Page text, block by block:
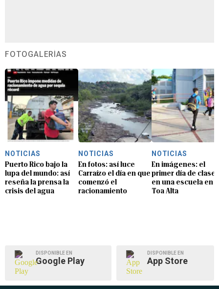
FOTOGALERÍAS
NOTICIAS
Puerto Rico bajo la
lupa del mundo: así
reseña la prensa la
crisis del agua
NOTICIAS
En fotos: así luce
Carraízo el día en que
comenzó el
racionamiento
NOTICIAS
En imágenes: el
primer día de clases
en una escuela en
Toa Alta
DISPONIBLE EN
Google Play
DISPONIBLE EN
App Store